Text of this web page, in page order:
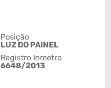
Posição
LUZ DO PAINEL
Registro Inmetro
6648/2013